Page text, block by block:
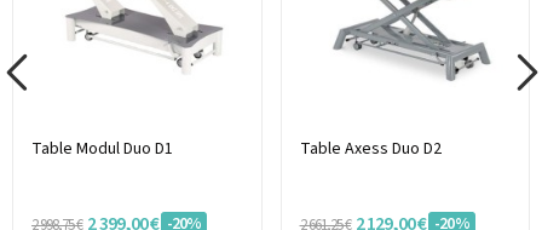
Table Modul Duo D1
2 998,75 € 2 399,00 € -20%
Table Axess Duo D2
2 661,25 € 2 129,00 € -20%